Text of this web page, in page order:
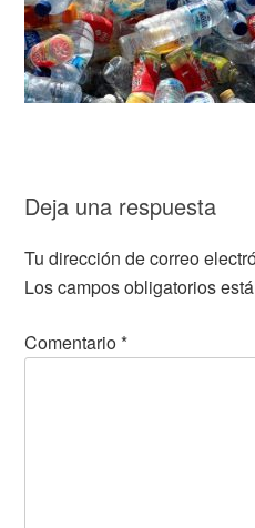
Deja una respuesta
Tu dirección de correo
Los campos obligatorios
Comentario*